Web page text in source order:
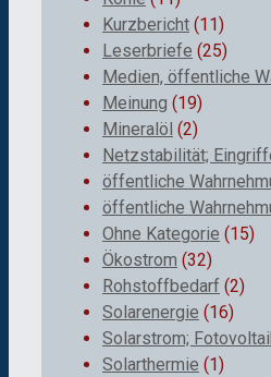
Kurzbericht (11)
Leserbriefe (25)
Medien, öffentliche
Meinung (19)
Mineralöl (2)
Netzstabilität;
öffentliche
öffentliche
Ohne Kategorie (15)
Ökostrom (32)
Rohstoffbedarf (2)
Solarenergie (16)
Solarstrom;
Solarthermie (1)